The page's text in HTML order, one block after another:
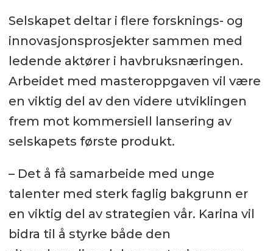
Selskapet deltar i flere forsknings- og
innovasjonsprosjekter sammen med
ledende aktører i havbruksnæringen.
Arbeidet med masteroppgaven vil være
en viktig del av den videre utviklingen
frem mot kommersiell lansering av
selskapets første produkt.
– Det å få samarbeide med unge
talenter med sterk faglig bakgrunn er
en viktig del av strategien vår. Karina vil
bidra til å styrke både den